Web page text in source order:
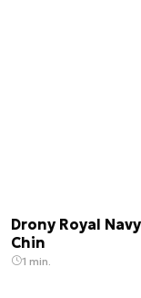
Drony Royal
Chin
1 min.